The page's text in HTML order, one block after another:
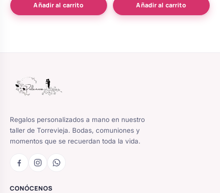
de 5
Añadir al carrito
de 5
Añadir al carrito
Regalos personalizados a mano en nuestro
taller de Torrevieja. Bodas, comuniones y
momentos que se recuerdan toda la vida.
CONÓCENOS